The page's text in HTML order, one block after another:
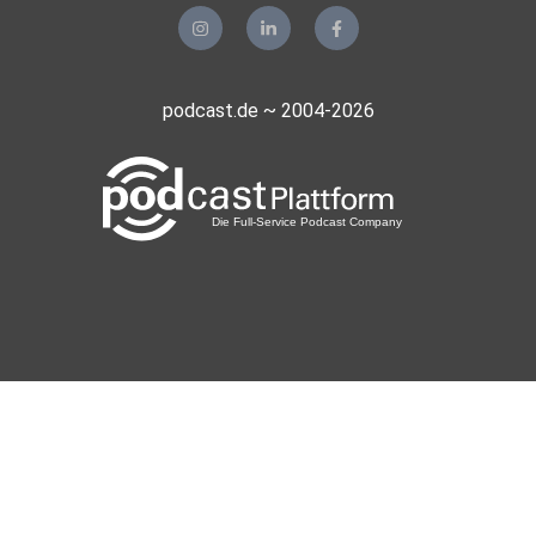
podcast.de ~ 2004-2026